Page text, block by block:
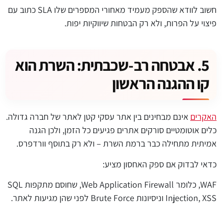
חשוב לוודא שהספק מעמיד מאחורי המספרים שלו SLA כתוב עם
פיצוי על הפרות, ולא רק הבטחות שיווקיות יפות.
5. אבטחה רב-שכבתית: השרת הוא
קו ההגנה הראשון
האקרים אינם מבחינים בין אתר עסקי קטן לאתר של חברה גדולה.
כלים אוטומטיים סורקים אתרים פגיעים כל הזמן, ולכן הגנה
אמיתית מתחילה כבר ברמת השרת – ולא רק בתוסף וורדפרס.
כדאי לבדוק אם ספק האחסון מציע:
WAF, כלומר Web Application Firewall, שחוסם מתקפות SQL
Injection, XSS וניסיונות Brute Force לפני שהן מגיעות לאתר.